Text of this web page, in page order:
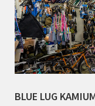
BLUE LUG